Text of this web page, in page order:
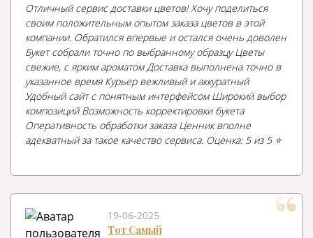
Отличный сервис доставки цветов! Хочу поделиться
своим положительным опытом заказа цветов в этой
компании. Обратился впервые и остался очень доволен
Букет собрали точно по выбранному образцу Цветы
свежие, с ярким ароматом Доставка выполнена точно в
указанное время Курьер вежливый и аккуратный
Удобный сайт с понятным интерфейсом Широкий выбор
композиций Возможность корректировки букета
Оперативность обработки заказа Ценник вполне
адекватный за такое качество сервиса. Оценка: 5 из 5 ⭐️
19-06-2025
Тот Самый